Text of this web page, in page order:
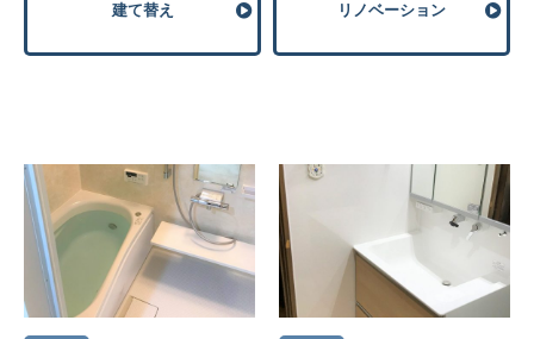
建て替え リノベーション